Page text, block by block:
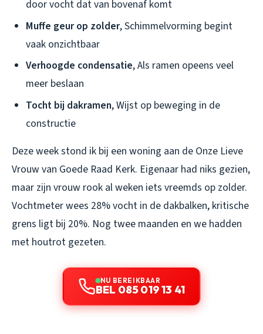
door vocht dat van bovenaf komt
Muffe geur op zolder, Schimmelvorming begint
vaak onzichtbaar
Verhoogde condensatie, Als ramen opeens veel
meer beslaan
Tocht bij dakramen, Wijst op beweging in de
constructie
Deze week stond ik bij een woning aan de Onze Lieve
Vrouw van Goede Raad Kerk. Eigenaar had niks gezien,
maar zijn vrouw rook al weken iets vreemds op zolder.
Vochtmeter wees 28% vocht in de dakbalken, kritische
grens ligt bij 20%. Nog twee maanden en we hadden
met houtrot gezeten.
NU BEREIKBAAR
BEL 085 019 13 41